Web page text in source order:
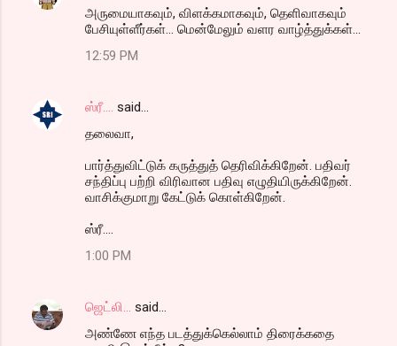
அருமையாகவும், விளக்கமாகவும், தெளிவாகவும்
பேசியுள்ளீர்கள்... மென்மேலும் வளர வாழ்த்துக்கள்...
12:59 PM
ஸ்ரீ....
said…
தலைவா,
பார்த்துவிட்டுக் கருத்துத் தெரிவிக்கிறேன். பதிவர்
சந்திப்பு பற்றி விரிவான பதிவு எழுதியிருக்கிறேன்.
வாசிக்குமாறு கேட்டுக் கொள்கிறேன்.
ஸ்ரீ....
1:00 PM
ஜெட்லி...
said…
அண்ணே எந்த படத்துக்கெல்லாம் திரைக்கதை